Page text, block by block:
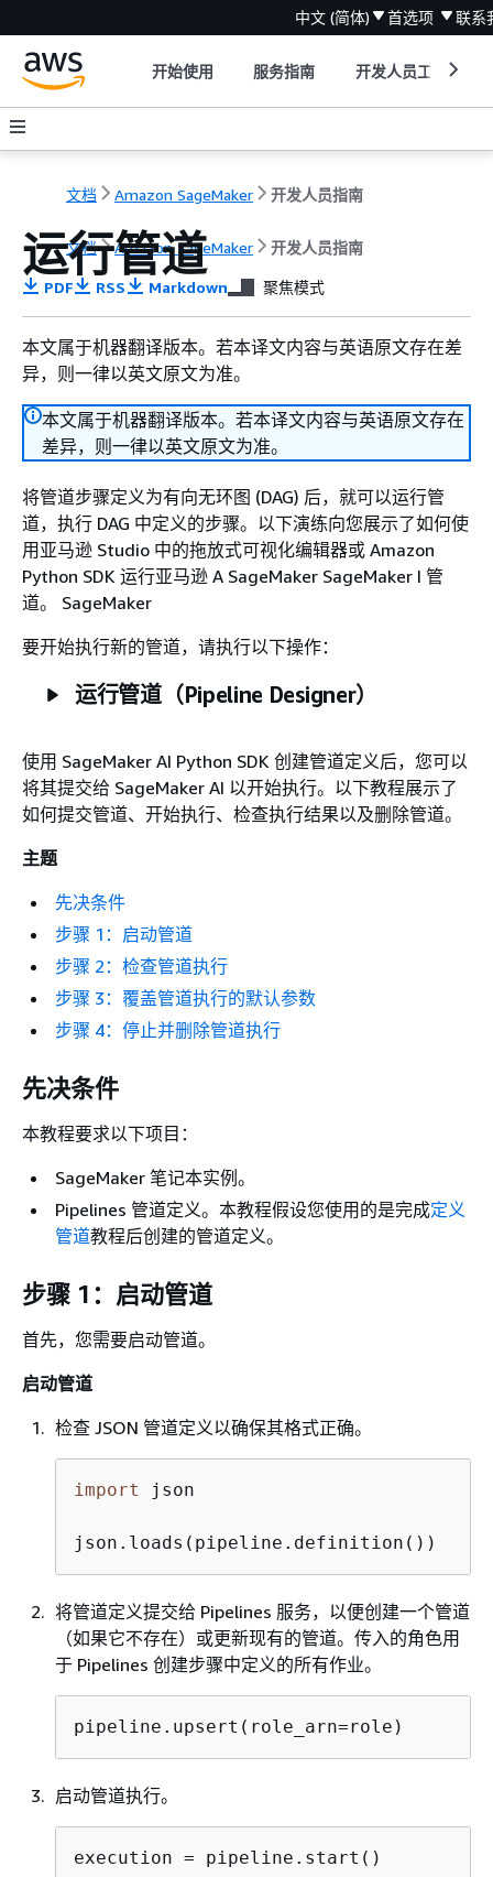
中文 (简体) 首选项 联系
开始使用 服务指南 开发人员工具
文档 Amazon SageMaker 开发人员指南
文档 Amazon SageMaker 开发人员指南
运行管道
PDF RSS Markdown 聚焦模式
本文属于机器翻译版本。若本译文内容与英语原文存在差
异，则一律以英文原文为准。
本文属于机器翻译版本。若本译文内容与英语原文存在
差异，则一律以英文原文为准。
将管道步骤定义为有向无环图 (DAG) 后，就可以运行管
道，执行 DAG 中定义的步骤。以下演练向您展示了如何使
用亚马逊 Studio 中的拖放式可视化编辑器或 Amazon
Python SDK 运行亚马逊 A SageMaker SageMaker I 管
道。 SageMaker
要开始执行新的管道，请执行以下操作：
运行管道（Pipeline Designer）
使用 SageMaker AI Python SDK 创建管道定义后，您可以
将其提交给 SageMaker AI 以开始执行。以下教程展示了
如何提交管道、开始执行、检查执行结果以及删除管道。
主题
先决条件
步骤 1：启动管道
步骤 2：检查管道执行
步骤 3：覆盖管道执行的默认参数
步骤 4：停止并删除管道执行
先决条件
本教程要求以下项目：
SageMaker 笔记本实例。
Pipelines 管道定义。本教程假设您使用的是完成定义
管道教程后创建的管道定义。
步骤 1：启动管道
首先，您需要启动管道。
启动管道
检查 JSON 管道定义以确保其格式正确。
import json
json.loads(pipeline.definition())
将管道定义提交给 Pipelines 服务，以便创建一个管道
（如果它不存在）或更新现有的管道。传入的角色用
于 Pipelines 创建步骤中定义的所有作业。
pipeline.upsert(role_arn=role)
启动管道执行。
execution = pipeline.start()